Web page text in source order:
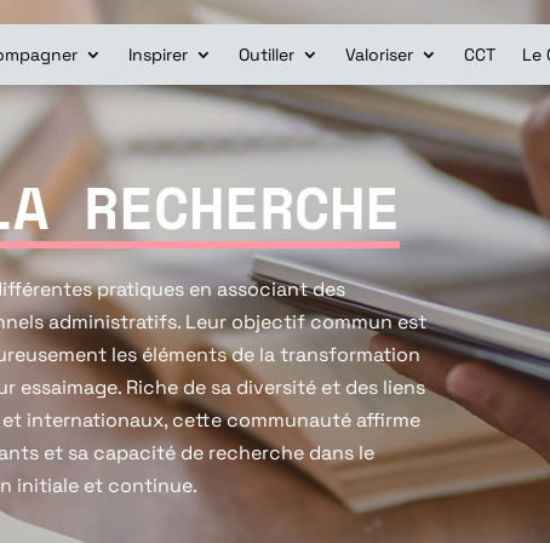
Inspirer Outiller Valoriser CCT Le
RECHERCHE
pratiques en associant des
administratifs. Leur objectif commun est
les éléments de la transformation
essaimage. Riche de sa diversité et des liens
internationaux, cette communauté affirme
et sa capacité de recherche dans le
initiale et continue.